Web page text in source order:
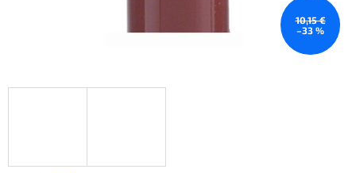
10,15 €
–33 %